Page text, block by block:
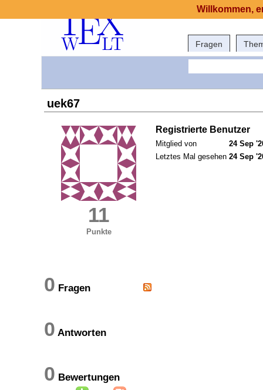
Fragen
uek67
11
Punkte
Registrierte Benutzer
Mitglied von
24 Sep
Letztes Mal gesehen 24 Sep
0 Fragen
0 Antworten
0 Bewertungen
Willkommen,